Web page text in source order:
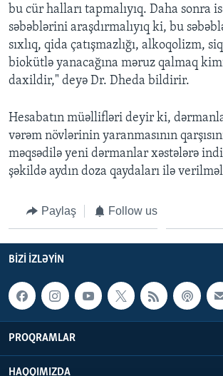
bu cür halları tapmalıyıq. Daha sonra
səbəblərini araşdırmalıyıq ki, bu
sıxlıq, qida çatışmazlığı, alkoqolizm,
biokütlə yanacağına məruz qalmaq
daxildir," deyə Dr. Dheda bildirir.
Hesabatın müəllifləri deyir ki,
vərəm növlərinin yaranmasının
məqsədilə yeni dərmanlar xəstələrə
şəkildə aydın doza qaydaları ilə
Paylaş Follow us
BIZI IZLƏYIN
PROQRAMLAR
HAQQIMIZDA